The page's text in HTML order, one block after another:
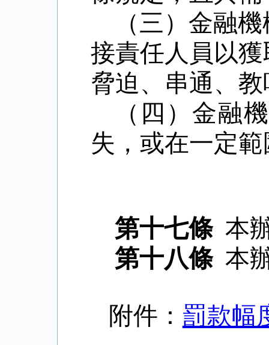
（三）金融
接責任人員以
脅迫、串通、
（四）金融
失，或在一定
第十七條 本
第十八條 本
附件： 罰款幅